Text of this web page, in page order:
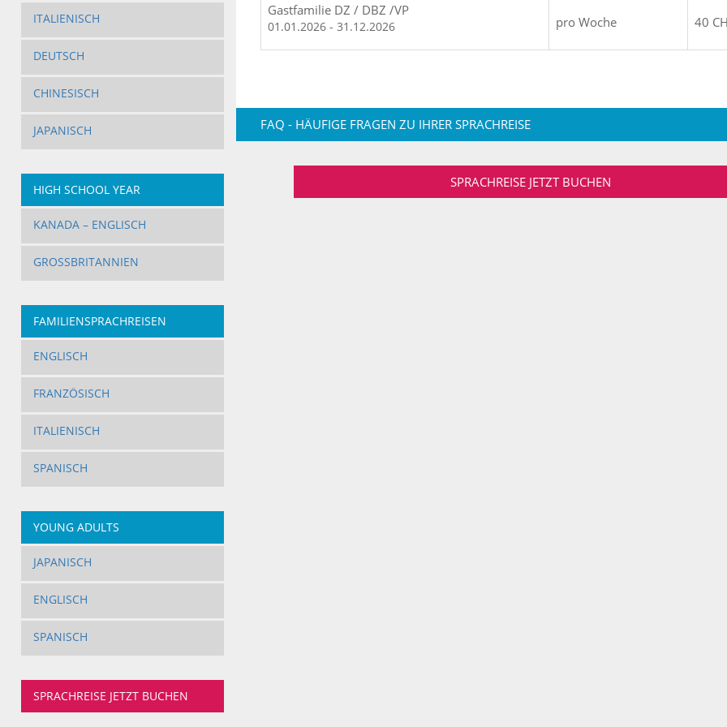
ITALIENISCH
DEUTSCH
CHINESISCH
JAPANISCH
HIGH SCHOOL YEAR
KANADA – ENGLISCH
GROSSBRITANNIEN
FAMILIENSPRACHREISEN
ENGLISCH
FRANZÖSISCH
ITALIENISCH
SPANISCH
YOUNG ADULTS
JAPANISCH
ENGLISCH
SPANISCH
SPRACHREISE JETZT BUCHEN
Gastfamilie DZ / DBZ /VP
01.01.2026 - 31.12.2026 pro Woche 40
FAQ - HÄUFIGE FRAGEN ZU IHRER SPRACHREISE
SPRACHREISE JETZT BUCHEN